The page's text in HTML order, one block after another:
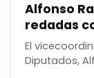
Alfonso
redadas
El
Diputados,